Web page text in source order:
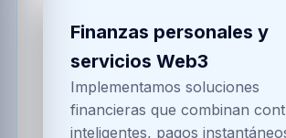
Finanzas personales y
servicios Web3
Implementamos soluciones
financieras que combinan
inteligentes, pagos